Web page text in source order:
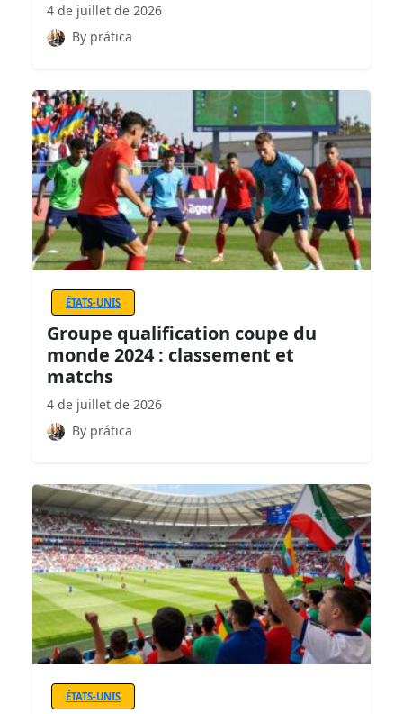
4 de juillet de 2026
By prática
ÉTATS-UNIS
Groupe qualification coupe du
monde 2024 : classement et
matchs
4 de juillet de 2026
By prática
ÉTATS-UNIS